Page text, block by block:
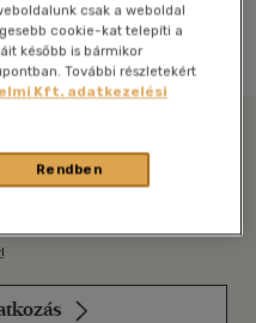
csak a weboldal
cookie-kat telepíti a
később is bármikor
További részletekért
Kft. adatkezelési
Rendben